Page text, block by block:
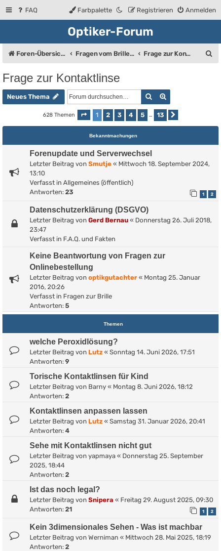
FAQ Anmelden
Registrieren
Farbpalette
Optiker-Forum
Foren-Übersicht Fragen vom Brillenträger an den Augenoptiker Frage zur Kontaktlinse
Frage zur Kontaktlinse
Neues Thema Suche
628 Themen Seite 1von 13
1 2 3 4 5 … 13
Bekanntmachungen
Forenupdate und Serverwechsel
Letzter Beitrag von Smutje « Mittwoch 18. September 2024,
13:10
Verfasst in Allgemeines (öffentlich)
Antworten: 23 1 2
Datenschutzerklärung (DSGVO)
Letzter Beitrag von Gerd Bernau « Donnerstag 26. Juli 2018,
23:47
Verfasst in F.A.Q. und Fakten
Keine Beantwortung von Fragen zur
Onlinebestellung
Letzter Beitrag von optikgutachter « Montag 25. Januar
2016, 20:26
Verfasst in Fragen zur Brille
Antworten: 5
Themen
welche Peroxidlösung?
Letzter Beitrag von Lutz « Sonntag 14. Juni 2026, 17:51
Antworten: 9
Torische Kontaktlinsen für Kind
Letzter Beitrag von Barny « Montag 8. Juni 2026, 18:12
Antworten: 2
Kontaktlinsen anpassen lassen
Letzter Beitrag von Lutz « Samstag 31. Januar 2026, 20:41
Antworten: 4
Sehe mit Kontaktlinsen nicht gut
Letzter Beitrag von yapmaya « Donnerstag 25. September
2025, 18:44
Antworten: 2
Ist das noch legal?
Letzter Beitrag von Snipera « Freitag 29. August 2025, 09:30
Antworten: 21 1 2
Kein 3dimensionales Sehen - Was ist machbar
Letzter Beitrag von Werniman « Mittwoch 28. Mai 2025, 18:19
Antworten: 2